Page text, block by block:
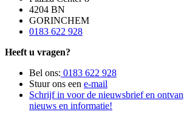
4204 BN
GORINCHEM
0183 622 928
Heeft u vragen?
Bel ons: 0183 622 928
Stuur ons een e-mail
Schrijf in voor de nieuwsbrief en
nieuws en informatie!